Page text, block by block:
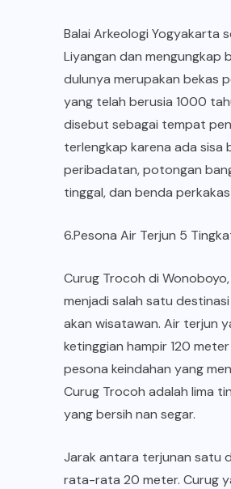
Balai Arkeologi Yogyakarta
Liyangan dan mengungkap
dulunya merupakan bekas
yang telah berusia 1000
disebut sebagai tempat
terlengkap karena ada sisa
peribadatan, potongan
tinggal, dan benda
6.Pesona Air Terjun 5
Curug Trocoh di
menjadi salah satu
akan wisatawan. Air terjun
ketinggian hampir 120
pesona keindahan yang
Curug Trocoh adalah lima
yang bersih nan segar.
Jarak antara terjunan satu
rata-rata 20 meter. Curug